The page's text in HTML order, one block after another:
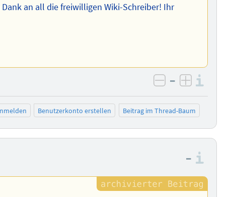
an all die freiwilligen Wiki-Schreiber! Ihr
negativ
– positiv
Benutzerkonto erstellen Beitrag im Thread-Baum
–